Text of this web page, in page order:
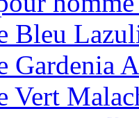
Bleu
Gardenia
Vert